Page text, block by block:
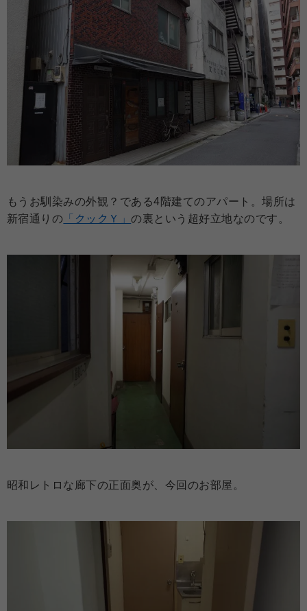
もうお馴染みの外観？である4階建てのアパート。場所は
新宿通りの 「クックＹ」の裏という超好立地なのです。
昭和レトロな廊下の正面奥が、今回のお部屋。